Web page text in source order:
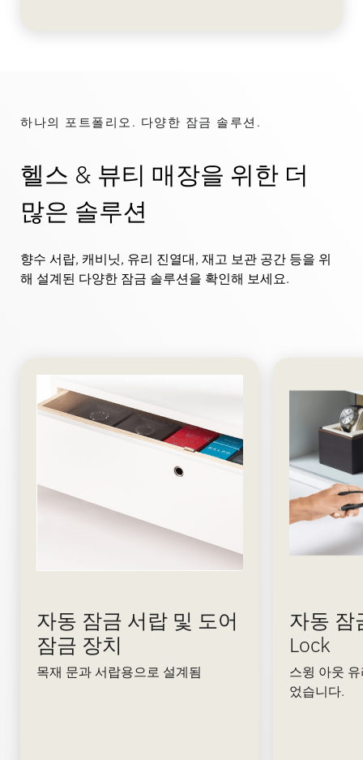
하나의 포트폴리오. 다양한 잠금 솔루션.
헬스 & 뷰티 매장을 위한 더
많은 솔루션
향수 서랍, 캐비닛, 유리 진열대, 재고 보관 공간 등을 위
해 설계된 다양한 잠금 솔루션을 확인해 보세요.
자동 잠금 서랍 및 도어
잠금 장치
목재 문과 서랍용으로 설계됨
자동 잠
Lock
스윙 아웃
었습니다.